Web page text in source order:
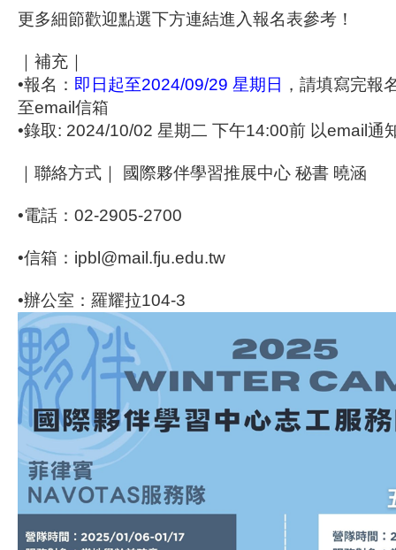
更多細節歡迎點選下方連結進入報名表參考！
｜補充｜
•報名： 即日起至2024/09/29 星期日 ，請填寫完報
至email信箱
•錄取: 2024/10/02 星期二 下午14:00前 以email通
｜聯絡方式｜ 國際夥伴學習推展中心 秘書 曉涵
•電話：02-2905-2700
•信箱：ipbl@mail.fju.edu.tw
•辦公室：羅耀拉104-3